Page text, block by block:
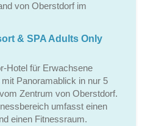
von Oberstdorf im
& SPA Adults Only
Hotel für Erwachsene
Panoramablick in nur 5
Zentrum von Oberstdorf.
umfasst einen
einen Fitnessraum.